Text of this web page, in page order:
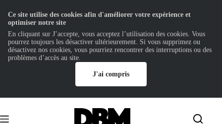
contenu
Ce site utilise des cookies afin d'améliorer votre expérience et
optimiser notre site
En cliquant sur J’accepte, vous acceptez l’utilisation des cookies. Vous
pourrez toujours les désactiver ultérieurement. Si vous supprimez ou
désactivez nos cookies, vous pourriez rencontrer des interruptions ou des
problèmes d’accès au site.
J'ai compris